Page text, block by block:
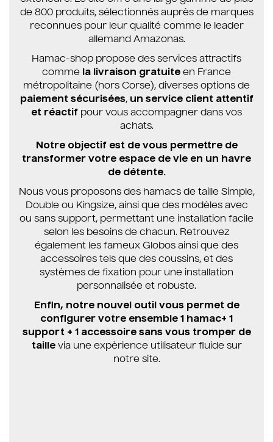
de 800 produits, sélectionnés auprès de marques
reconnues pour leur qualité comme le leader
allemand Amazonas.
Hamac-shop propose des services attractifs
comme la livraison gratuite en France
métropolitaine (hors Corse), diverses options de
paiement sécurisées, un service client attentif
et réactif pour vous accompagner dans vos
achats.
Notre objectif est de vous permettre de
transformer votre espace de vie en un havre
de détente.
Nous vous proposons des hamacs de taille Simple,
Double ou Kingsize, ainsi que des modèles avec
ou sans support, permettant une installation facile
selon les besoins de chacun. Retrouvez
également les fameux Globos ainsi que des
accessoires tels que des coussins, et des
systèmes de fixation pour une installation
personnalisée et robuste.
Enfin, notre nouvel outil vous permet de
configurer votre ensemble 1 hamac+ 1
support + 1 accessoire sans vous tromper de
taille via une expèrience utilisateur fluide sur
notre site.